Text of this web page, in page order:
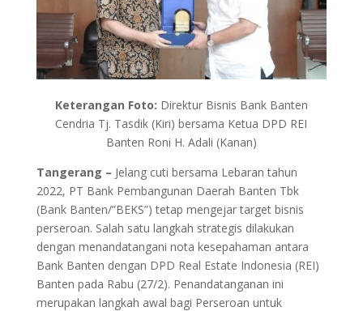
Keterangan Foto: Direktur Bisnis Bank Banten
Cendria Tj. Tasdik (Kiri) bersama Ketua DPD REI
Banten Roni H. Adali (Kanan)
Tangerang – Jelang cuti bersama Lebaran tahun
2022, PT Bank Pembangunan Daerah Banten Tbk
(Bank Banten/”BEKS”) tetap mengejar target bisnis
perseroan. Salah satu langkah strategis dilakukan
dengan menandatangani nota kesepahaman antara
Bank Banten dengan DPD Real Estate Indonesia (REI)
Banten pada Rabu (27/2). Penandatanganan ini
merupakan langkah awal bagi Perseroan untuk